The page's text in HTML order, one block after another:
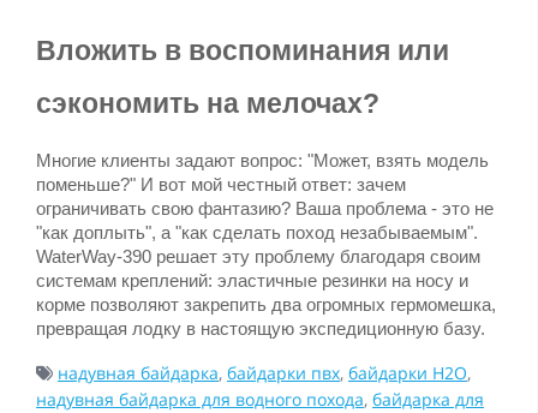
Вложить в воспоминания или
сэкономить на мелочах?
Многие клиенты задают вопрос: "Может, взять модель
поменьше?" И вот мой честный ответ: зачем
ограничивать свою фантазию? Ваша проблема - это не
"как доплыть", а "как сделать поход незабываемым".
WaterWay-390 решает эту проблему благодаря своим
системам креплений: эластичные резинки на носу и
корме позволяют закрепить два огромных гермомешка,
превращая лодку в настоящую экспедиционную базу.
надувная байдарка, байдарки пвх, байдарки H2O,
надувная байдарка для водного похода, байдарка для